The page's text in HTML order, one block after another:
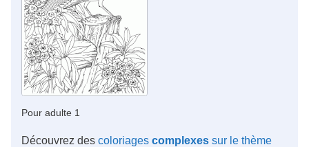
Pour adulte 1
Découvrez des coloriages complexes sur le thème